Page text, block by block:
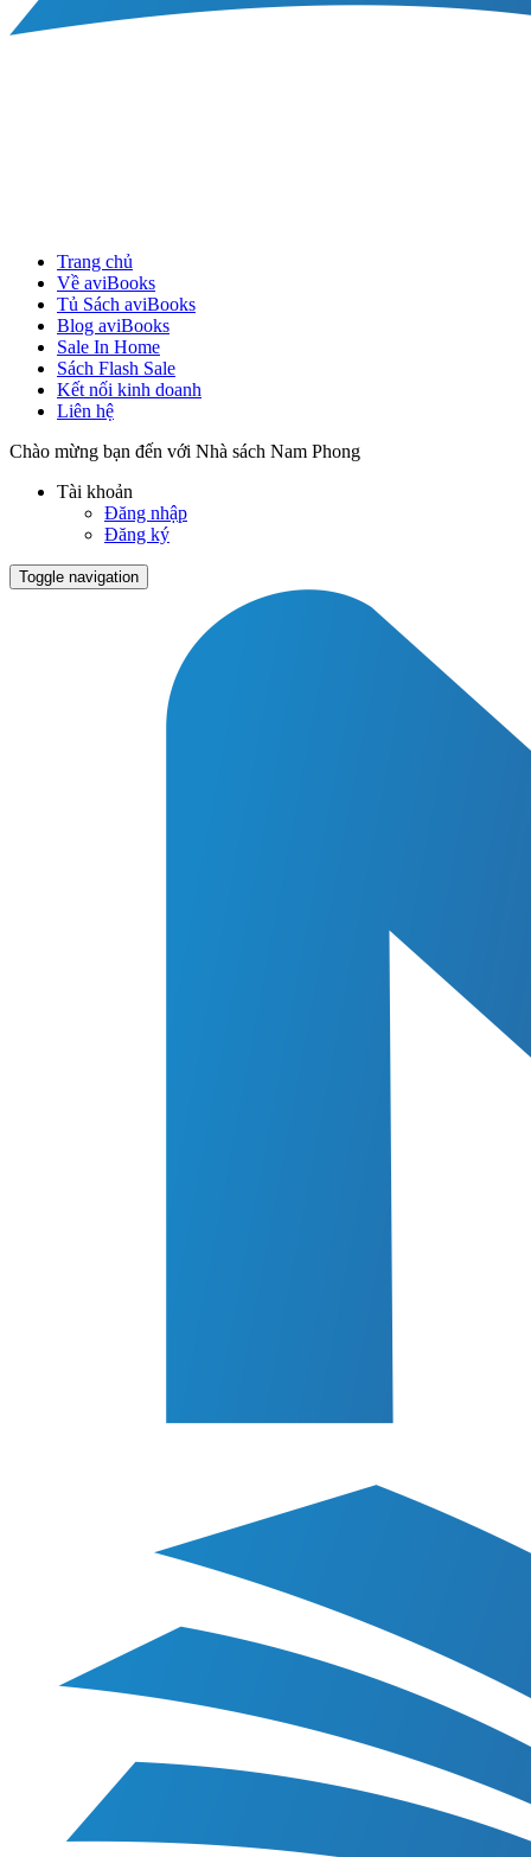
Trang chủ
Về aviBooks
Tủ Sách aviBooks
Blog aviBooks
Sale In Home
Sách Flash Sale
Kết nối kinh doanh
Liên hệ
Chào mừng bạn đến với Nhà sách Nam Phong
Tài khoản
Đăng nhập
Đăng ký
Toggle navigation